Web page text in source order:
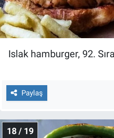
Islak hamburger, 92. Sıra
Paylaş
18 / 19